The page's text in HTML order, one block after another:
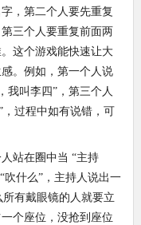
，第二个人要先重复
三个人要重复前面两
这个游戏能快速让大
。例如，第一个人说
我叫李四”，第三个人
过程中如有说错，可
站在圈中当 “主持
吹什么”，主持人说出一
有戴眼镜的人就要立
个座位，没抢到座位